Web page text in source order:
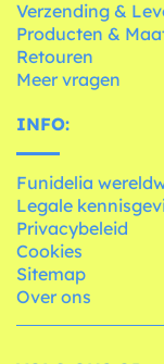
Verzending &
Producten &
Retouren
Meer vragen
INFO:
Funidelia
Legale
Privacybeleid
Cookies
Sitemap
Over ons